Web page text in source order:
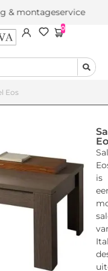
0
Eos
is